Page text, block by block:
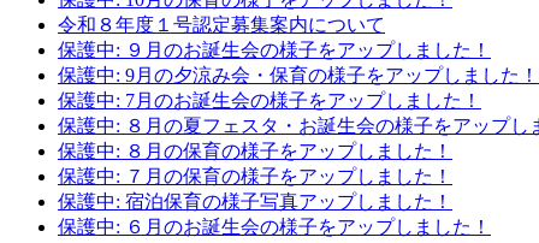
令和８年度１号認定募集案内について
保護中: ９月のお誕生会の様子をアップしました！
保護中: 9月の夕涼み会・保育の様子をアップしました！
保護中: 7月のお誕生会の様子をアップしました！
保護中: ８月の夏フェスタ・お誕生会の様子をアップし
保護中: ８月の保育の様子をアップしました！
保護中: ７月の保育の様子をアップしました！
保護中: 宿泊保育の様子写真アップしました！
保護中: ６月のお誕生会の様子をアップしました！